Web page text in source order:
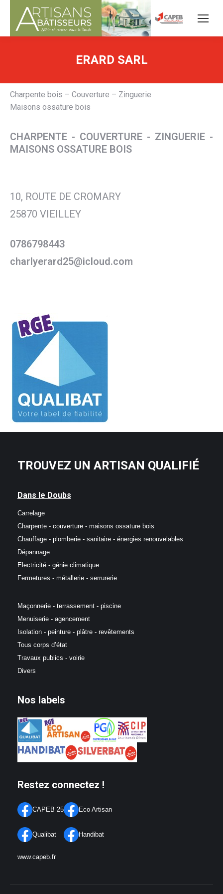
ERARD SARL
Charpente bois – Couverture – Zinguerie
Maisons ossature bois
CHARPENTE - COUVERTURE - ZINGUERIE -
MAISONS OSSATURE BOIS
10, ROUTE DE CROMARY
25870 VIEILLEY
0786798443
charlyerard25@icloud.com
TROUVEZ UN ARTISAN QUALIFIÉ
Dans le Doubs
Carrelage
Charpente - couverture - maisons ossature bois
Chauffage - plomberie - sanitaire - énergies renouvelables
Dépannage
Electricité - génie climatique
Fermetures - métallerie - serrurerie
Maçonnerie - terrassement - piscine
Menuiserie - agencement
Isolation - peinture - plâtre - revêtements
Tous corps d’état
Travaux publics - voirie
Divers
Nos labels
Restez connectez !
CAPEB 25
Qualibat
Eco Artisan
Handibat
www.capeb.fr